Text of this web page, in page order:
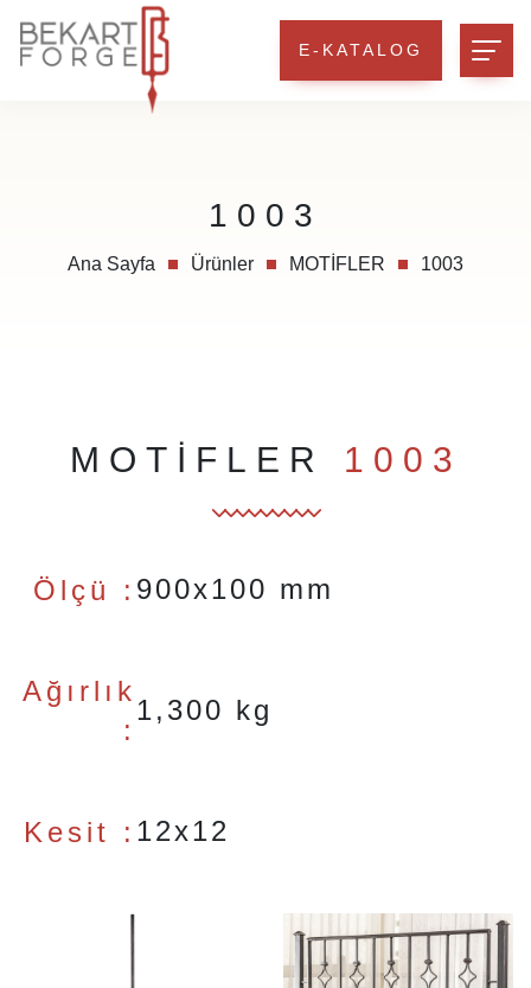
E-KATALOG
1003
Ana Sayfa Ürünler MOTİFLER 1003
MOTİFLER 1003
Ölçü : 900x100 mm
Ağırlık
:
1,300 kg
Kesit : 12x12